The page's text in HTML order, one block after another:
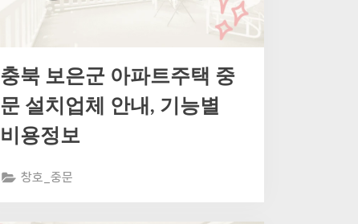
충북 보은군 아파트주택 중
문 설치업체 안내, 기능별
비용정보
창호_중문